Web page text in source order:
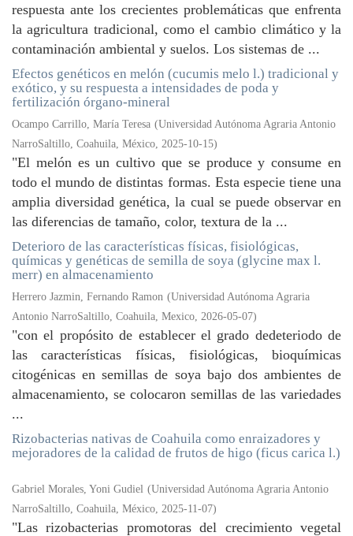
respuesta ante los crecientes problemáticas que enfrenta
la agricultura tradicional, como el cambio climático y la
contaminación ambiental y suelos. Los sistemas de ...
Efectos genéticos en melón (cucumis melo l.) tradicional y
exótico, y su respuesta a intensidades de poda y
fertilización órgano-mineral
Ocampo Carrillo, María Teresa (Universidad Autónoma Agraria Antonio
NarroSaltillo, Coahuila, México, 2025-10-15)
"El melón es un cultivo que se produce y consume en
todo el mundo de distintas formas. Esta especie tiene una
amplia diversidad genética, la cual se puede observar en
las diferencias de tamaño, color, textura de la ...
Deterioro de las características físicas, fisiológicas,
químicas y genéticas de semilla de soya (glycine max l.
merr) en almacenamiento
Herrero Jazmin, Fernando Ramon (Universidad Autónoma Agraria
Antonio NarroSaltillo, Coahuila, Mexico, 2026-05-07)
"con el propósito de establecer el grado dedeteriodo de
las características físicas, fisiológicas, bioquímicas
citogénicas en semillas de soya bajo dos ambientes de
almacenamiento, se colocaron semillas de las variedades
...
Rizobacterias nativas de Coahuila como enraizadores y
mejoradores de la calidad de frutos de higo (ficus carica l.)
Gabriel Morales, Yoni Gudiel (Universidad Autónoma Agraria Antonio
NarroSaltillo, Coahuila, México, 2025-11-07)
"Las rizobacterias promotoras del crecimiento vegetal